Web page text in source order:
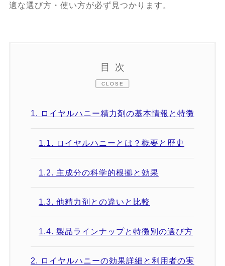
適な選び方・使い方が必ず見つかります。
目次
CLOSE
1. ロイヤルハニー精力剤の基本情報と特徴
1.1. ロイヤルハニーとは？概要と歴史
1.2. 主成分の科学的根拠と効果
1.3. 他精力剤との違いと比較
1.4. 製品ラインナップと特徴別の選び方
2. ロイヤルハニーの効果詳細と利用者の実